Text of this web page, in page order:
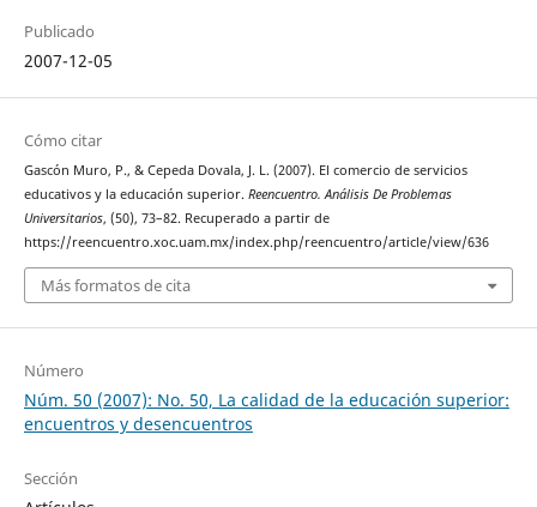
Publicado
2007-12-05
Cómo citar
Gascón Muro, P., & Cepeda Dovala, J. L. (2007). El comercio de servicios
educativos y la educación superior. Reencuentro. Análisis De Problemas
Universitarios, (50), 73–82. Recuperado a partir de
https://reencuentro.xoc.uam.mx/index.php/reencuentro/article/view/636
Más formatos de cita
Número
Núm. 50 (2007): No. 50, La calidad de la educación superior:
encuentros y desencuentros
Sección